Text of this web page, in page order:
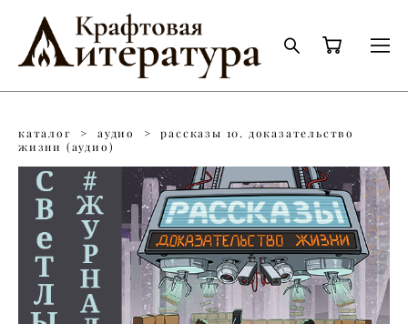
каталог > аудио >
рассказы 10. доказательство
жизни (аудио)